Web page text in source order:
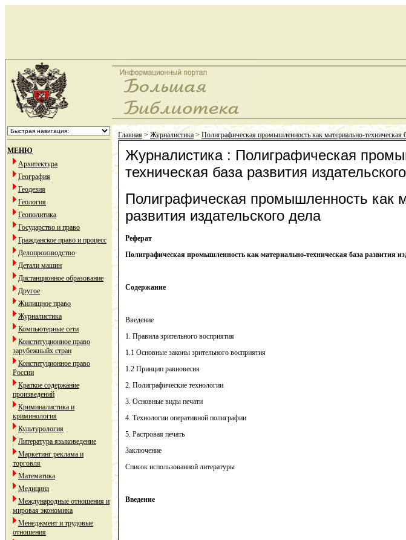
МЕНЮ
Архитектура
География
Геодезия
Геология
Геополитика
Государство и право
Гражданское право и процесс
Делопроизводство
Детали машин
Дистанционное образование
Другое
Жилищное право
Журналистика
Компьютерные сети
Конституционное право
зарубежныйх стран
Конституционное право
России
Краткое содержание
произведений
Криминалистика и
криминология
Культурология
Литература языковедение
Маркетинг реклама и
торговля
Математика
Медицина
Международные отношения и
мировая экономика
Менеджмент и трудовые
отношения
Главная>Журналистика>Полиграфическая промышленность как материально-техническая
Журналистика : Полиграфическая
техническая база развития
Полиграфическая промышленность как
развития издательского дела
Реферат
Полиграфическая промышленность как материально-техническая база развития
Содержание
Введение
1. Правила зрительного восприятия
1.1 Основные законы зрительного восприятия
1.2 Принцип равновесия
2. Полиграфические технологии
3. Основные виды печати
4. Технологии оперативной полиграфии
5. Растровая печать
Заключение
Список использованной литературы
Введение